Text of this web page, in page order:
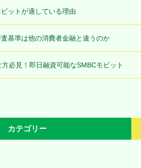
ットが適している理由
基準は他の消費者金融と違うのか
必見！即日融資可能なSMBCモビット
カテゴリー